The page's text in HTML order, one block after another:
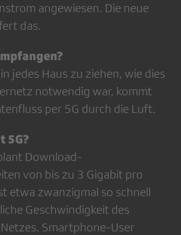
angewiesen. Die neue
das.
jedes Haus zu ziehen, wie dies
notwendig war, kommt
per 5G durch die Luft.
5G?
Download-
von bis zu 3 Gigabit pro
etwa zwanzigmal so schnell
Geschwindigkeit des
Smartphone-User